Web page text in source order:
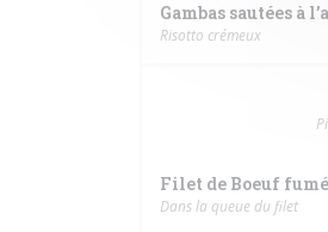
Gambas sautées à
Risotto crémeux
Filet de Boeuf
Dans la queue du filet